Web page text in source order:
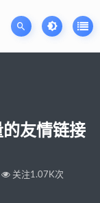
的友情链接
关注1.07K次